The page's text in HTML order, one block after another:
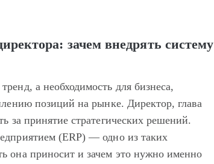
зачем внедрять систему
а необходимость для бизнеса,
позиций на рынке. Директор, глава
за принятие стратегических решений.
(ERP) — одно из таких
она приносит и зачем это нужно именно